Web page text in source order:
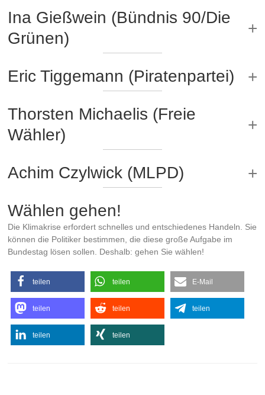
Ina Gießwein (Bündnis 90/Die
Grünen)
Eric Tiggemann (Piratenpartei)
Thorsten Michaelis (Freie
Wähler)
Achim Czylwick (MLPD)
Wählen gehen!
Die Klimakrise erfordert schnelles und entschiedenes Handeln. Sie
können die Politiker bestimmen, die diese große Aufgabe im
Bundestag lösen sollen. Deshalb: gehen Sie wählen!
teilen teilen E-Mail
teilen teilen teilen
teilen teilen